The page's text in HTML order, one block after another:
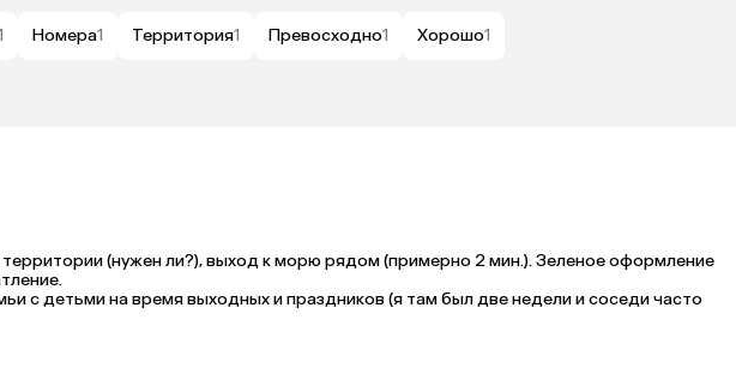
Номера1 Территория1 Превосходно1 Хорошо1
(нужен ли?), выход к морю рядом (примерно 2 мин.). Зеленое оформление
с детьми на время выходных и праздников (я там был две недели и соседи часто